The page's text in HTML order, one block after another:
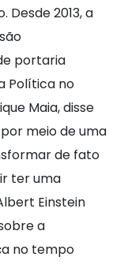
Desde 2013, a
portaria
Política no
Maia, disse
meio de uma
de fato
ter uma
Einstein
a
no tempo